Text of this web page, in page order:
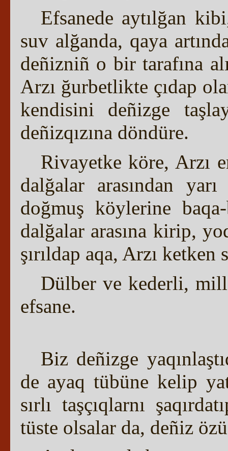
Efsanede aytılğan
suv alğanda, qaya
deñizniñ o bir tarafına
Arzı ğurbetlikte çıdap
kendisini deñizge
deñizqızına döndüre.
Rivayetke köre, Arzı
dalğalar arasından
doğmuş köylerine
dalğalar arasına kirip,
şırıldap aqa, Arzı
Dülber ve kederli,
efsane.
Biz deñizge
de ayaq tübüne kelip
sırlı taşçıqlarnı
tüste olsalar da, deñiz